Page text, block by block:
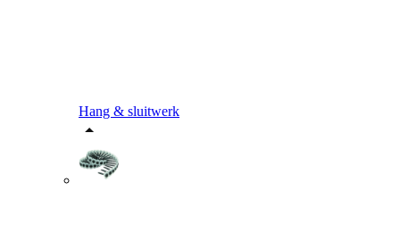
Hang & sluitwerk